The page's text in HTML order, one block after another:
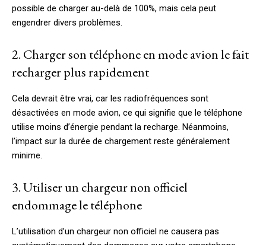
possible de charger au-delà de 100%, mais cela peut
engendrer divers problèmes.
2. Charger son téléphone en mode avion le fait
recharger plus rapidement
Cela devrait être vrai, car les radiofréquences sont
désactivées en mode avion, ce qui signifie que le téléphone
utilise moins d’énergie pendant la recharge. Néanmoins,
l’impact sur la durée de chargement reste généralement
minime.
3. Utiliser un chargeur non officiel
endommage le téléphone
L’utilisation d’un chargeur non officiel ne causera pas